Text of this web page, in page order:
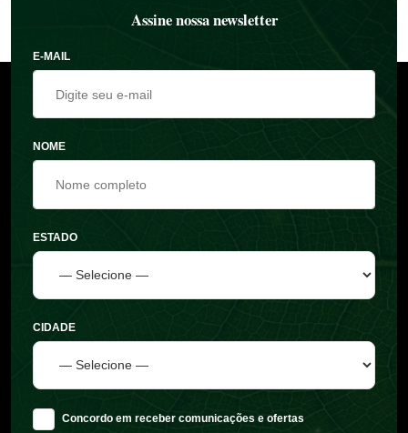
Assine nossa newsletter
E-MAIL
NOME
ESTADO
CIDADE
Concordo em receber comunicações e ofertas